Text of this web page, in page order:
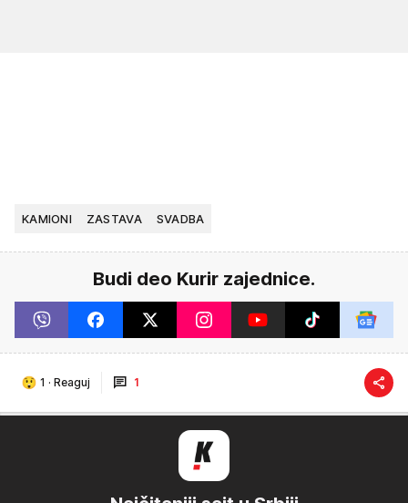
KAMIONI ZASTAVA SVADBA
Budi deo Kurir zajednice.
1 · Reaguj 1